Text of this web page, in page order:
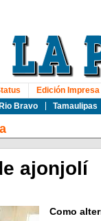
Rio Bravo Tamaulipas
Edición Impresa
ajonjolí
Como